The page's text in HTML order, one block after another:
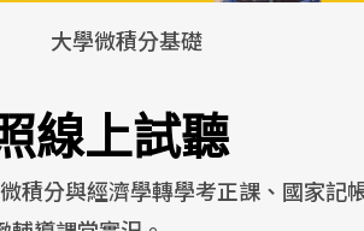
大學微積分基礎
線上試聽
積分與經濟學轉學考正課、國家